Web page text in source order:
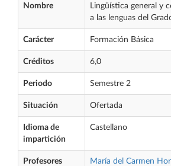
Nombre
Lingüística general y
a las lenguas del
Carácter Formación Básica
Créditos 6,0
Periodo Semestre 2
Situación Ofertada
Idioma de
impartición
Castellano
Profesores María del Carmen